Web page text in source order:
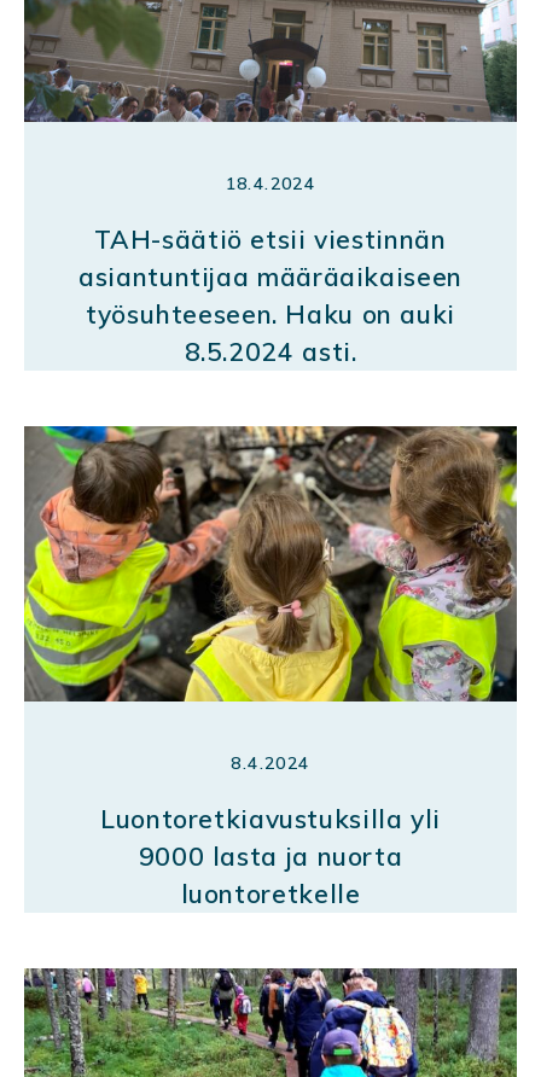
18.4.2024
TAH-säätiö etsii viestinnän
asiantuntijaa määräaikaiseen
työsuhteeseen. Haku on auki
8.5.2024 asti.
8.4.2024
Luontoretkiavustuksilla yli
9000 lasta ja nuorta
luontoretkelle